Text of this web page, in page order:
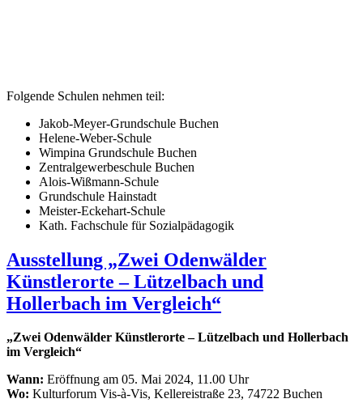
Folgende Schulen nehmen teil:
Jakob-Meyer-Grundschule Buchen
Helene-Weber-Schule
Wimpina Grundschule Buchen
Zentralgewerbeschule Buchen
Alois-Wißmann-Schule
Grundschule Hainstadt
Meister-Eckehart-Schule
Kath. Fachschule für Sozialpädagogik
Ausstellung „Zwei Odenwälder
Künstlerorte – Lützelbach und
Hollerbach im Vergleich“
„Zwei Odenwälder Künstlerorte – Lützelbach und Hollerbach
im Vergleich“
Wann: Eröffnung am 05. Mai 2024, 11.00 Uhr
Wo: Kulturforum Vis-à-Vis, Kellereistraße 23, 74722 Buchen